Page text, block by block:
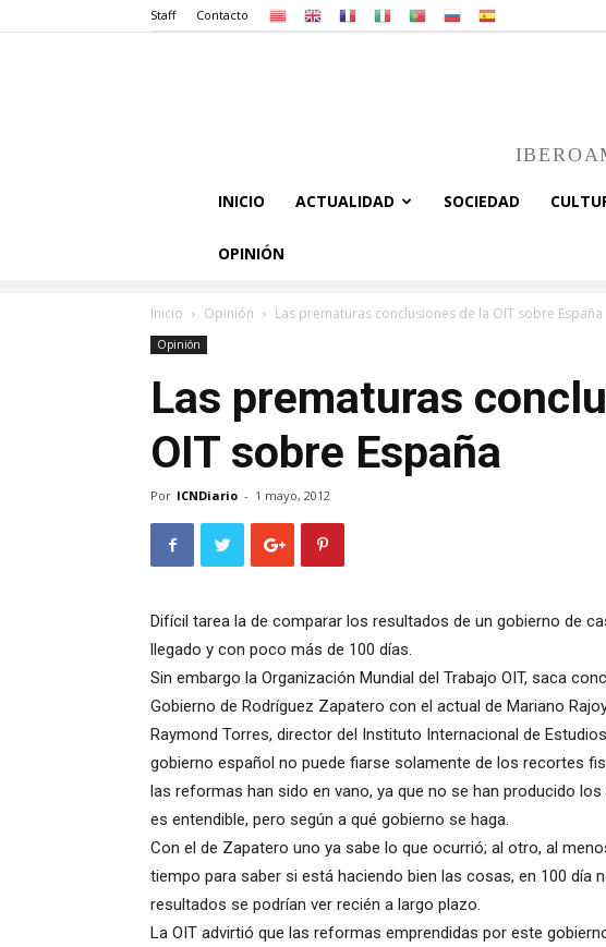
Staff Contacto
INICIO ACTUALIDAD SOCIEDAD
OPINIÓN
Inicio Opinión Las prematuras conclusiones de la OIT sobre España
Opinión
Las prematuras
OIT sobre España
Por ICNDiario - 1 mayo, 2012
Difícil tarea la de comparar los resultados de un gobierno de
llegado y con poco más de 100 días.
Sin embargo la Organización Mundial del Trabajo OIT, saca
Gobierno de Rodríguez Zapatero con el actual de Mariano
Raymond Torres, director del Instituto Internacional de
gobierno español no puede fiarse solamente de los recortes
las reformas han sido en vano, ya que no se han producido
es entendible, pero según a qué gobierno se haga.
Con el de Zapatero uno ya sabe lo que ocurrió; al otro, al
tiempo para saber si está haciendo bien las cosas, en 100 día
resultados se podrían ver recién a largo plazo.
La OIT advirtió que las reformas emprendidas por este